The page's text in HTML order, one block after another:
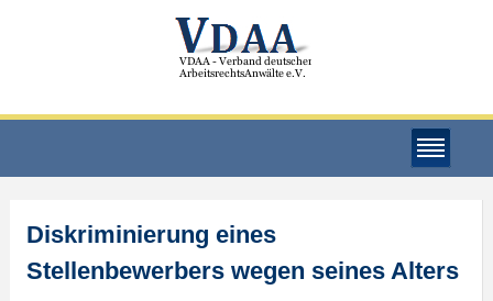
Diskriminierung eines
Stellenbewerbers wegen seines Alters